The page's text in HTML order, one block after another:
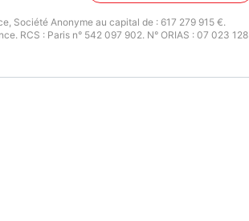
Société Anonyme au capital de : 617 279 915 €.
RCS : Paris n° 542 097 902. N° ORIAS : 07 023 128